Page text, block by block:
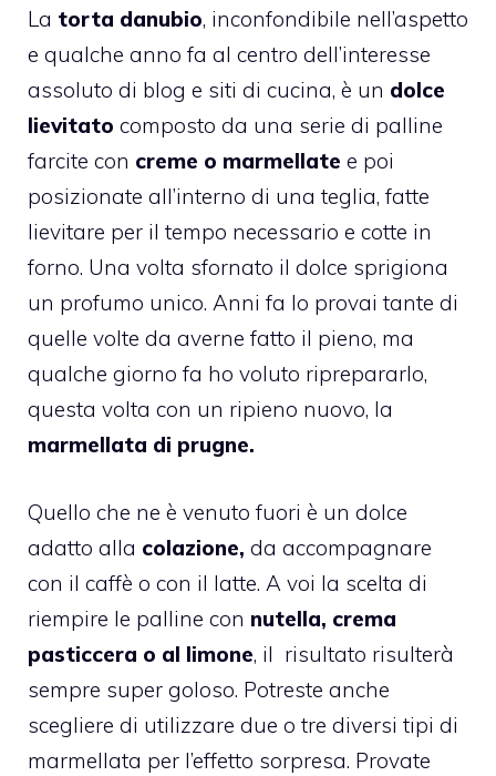
La torta danubio, inconfondibile nell’aspetto
e qualche anno fa al centro dell’interesse
assoluto di blog e siti di cucina, è un dolce
lievitato composto da una serie di palline
farcite con creme o marmellate e poi
posizionate all’interno di una teglia, fatte
lievitare per il tempo necessario e cotte in
forno. Una volta sfornato il dolce sprigiona
un profumo unico. Anni fa lo provai tante di
quelle volte da averne fatto il pieno, ma
qualche giorno fa ho voluto riprepararlo,
questa volta con un ripieno nuovo, la
marmellata di prugne.
Quello che ne è venuto fuori è un dolce
adatto alla colazione, da accompagnare
con il caffè o con il latte. A voi la scelta di
riempire le palline con nutella, crema
pasticcera o al limone, il risultato risulterà
sempre super goloso. Potreste anche
scegliere di utilizzare due o tre diversi tipi di
marmellata per l’effetto sorpresa. Provate